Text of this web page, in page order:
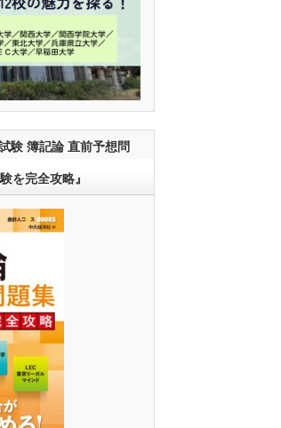
験 簿記論 直前予想問
を完全攻略』